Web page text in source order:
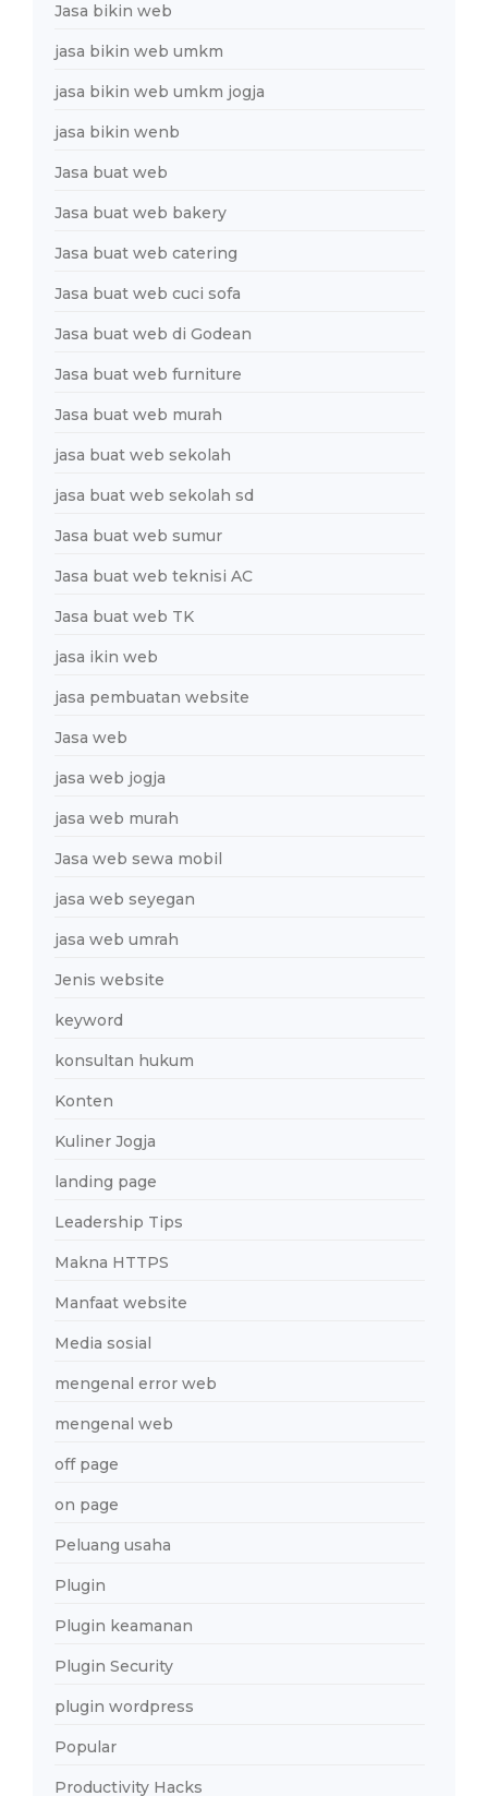
Jasa bikin web
jasa bikin web umkm
jasa bikin web umkm jogja
jasa bikin wenb
Jasa buat web
Jasa buat web bakery
Jasa buat web catering
Jasa buat web cuci sofa
Jasa buat web di Godean
Jasa buat web furniture
Jasa buat web murah
jasa buat web sekolah
jasa buat web sekolah sd
Jasa buat web sumur
Jasa buat web teknisi AC
Jasa buat web TK
jasa ikin web
jasa pembuatan website
Jasa web
jasa web jogja
jasa web murah
Jasa web sewa mobil
jasa web seyegan
jasa web umrah
Jenis website
keyword
konsultan hukum
Konten
Kuliner Jogja
landing page
Leadership Tips
Makna HTTPS
Manfaat website
Media sosial
mengenal error web
mengenal web
off page
on page
Peluang usaha
Plugin
Plugin keamanan
Plugin Security
plugin wordpress
Popular
Productivity Hacks